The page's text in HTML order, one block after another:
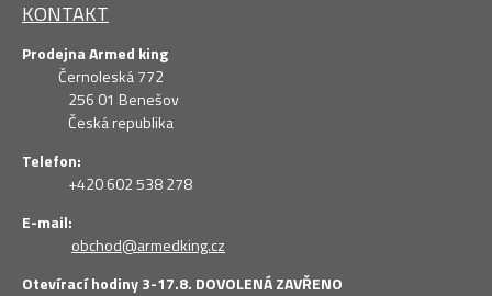
KONTAKT
Prodejna Armed king
Černoleská 772
256 01 Benešov
Česká republika
Telefon:
+420 602 538 278
E-mail:
obchod@armedking.cz
Otevírací hodiny 3-17.8. DOVOLENÁ ZAVŘENO